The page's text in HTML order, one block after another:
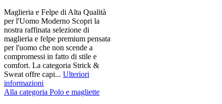
Maglieria e Felpe di Alta Qualità
per l'Uomo Moderno Scopri la
nostra raffinata selezione di
maglieria e felpe premium pensata
per l'uomo che non scende a
compromessi in fatto di stile e
comfort. La categoria Strick &
Sweat offre capi... Ulteriori
informazioni
Alla categoria Polo e magliette